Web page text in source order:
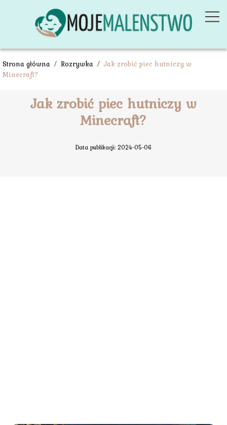
Strona główna / Rozrywka / Jak zrobić piec hutniczy w
Minecraft?
Jak zrobić piec hutniczy w
Minecraft?
Data publikacji: 2024-05-06